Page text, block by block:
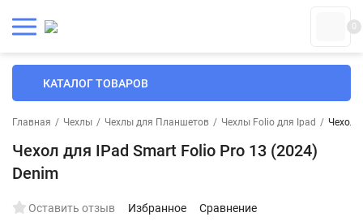
0
КАТАЛОГ ТОВАРОВ
Главная / Чехлы / Чехлы для Планшетов / Чехлы Folio для Ipad / Чехол
Чехол для IPad Smart Folio Pro 13 (2024)
Denim
Оставить отзыв Избранное Сравнение